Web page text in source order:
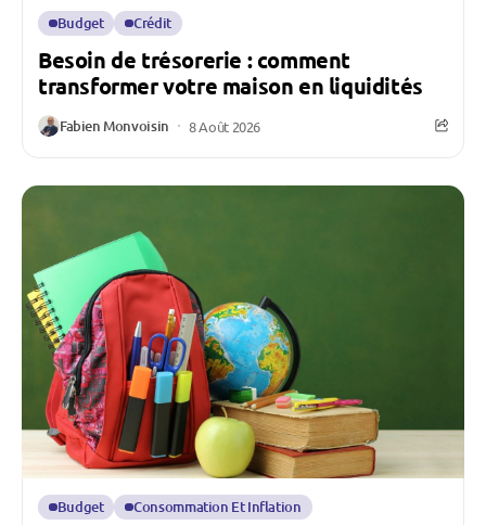
Budget Crédit
Besoin de trésorerie : comment
transformer votre maison en liquidités
Fabien Monvoisin 8 Août 2026
Budget Consommation Et Inflation